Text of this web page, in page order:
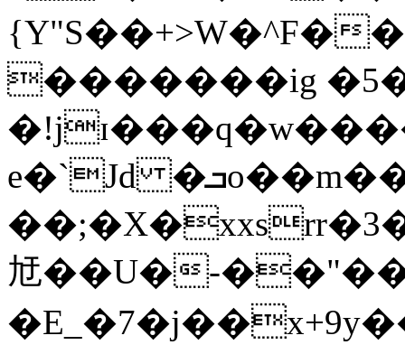
{Y"S��+>W�^F�
�������ig
e�`Jd �ܒo��m��1��d|
㝼��U�-